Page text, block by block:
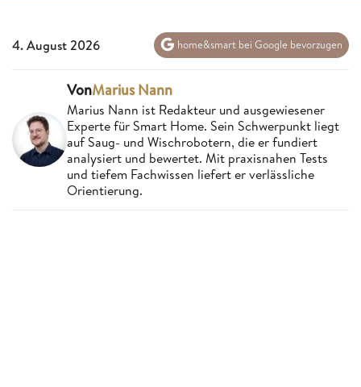
4. August 2026 home&smart bei Google bevorzugen
VonMarius Nann
Marius Nann ist Redakteur und ausgewiesener
Experte für Smart Home. Sein Schwerpunkt liegt
auf Saug- und Wischrobotern, die er fundiert
analysiert und bewertet. Mit praxisnahen Tests
und tiefem Fachwissen liefert er verlässliche
Orientierung.